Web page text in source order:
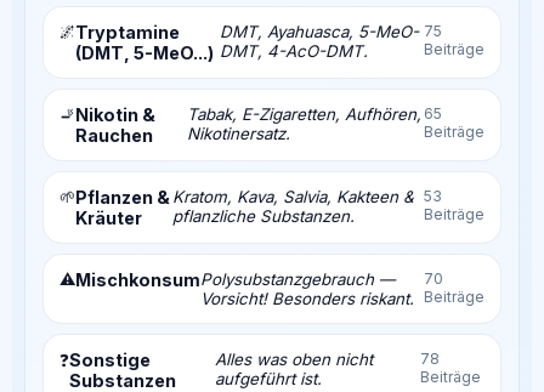
🌌Tryptamine
(DMT, 5-MeO...)
DMT, Ayahuasca, 5-MeO-
DMT, 4-AcO-DMT.
75
Beiträge
🚬Nikotin &
Rauchen
Tabak, E-Zigaretten, Aufhören,
Nikotinersatz.
65
Beiträge
🌱Pflanzen &
Kräuter
Kratom, Kava, Salvia, Kakteen &
pflanzliche Substanzen.
53
Beiträge
⚠️MischkonsumPolysubstanzgebrauch —
Vorsicht! Besonders riskant.
70
Beiträge
❓Sonstige
Substanzen
Alles was oben nicht
aufgeführt ist.
78
Beiträge